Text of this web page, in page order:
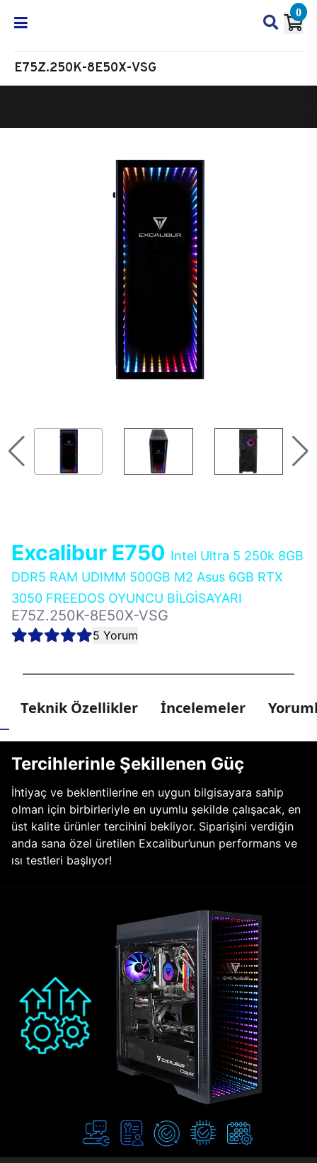
0
E75Z.250K-8E50X-VSG
Excalibur E750 Intel Ultra 5 250k 8GB
DDR5 RAM UDIMM 500GB M2 Asus 6GB RTX
3050 FREEDOS OYUNCU BİLGİSAYARI
E75Z.250K-8E50X-VSG
5 Yorum
Teknik Özellikler İncelemeler
Tercihlerinle Şekillenen Güç
İhtiyaç ve beklentilerine en uygun bilgisayara sahip
olman için birbirleriyle en uyumlu şekilde çalışacak, en
üst kalite ürünler tercihini bekliyor. Siparişini verdiğin
anda sana özel üretilen Excalibur’unun performans ve
ısı testleri başlıyor!